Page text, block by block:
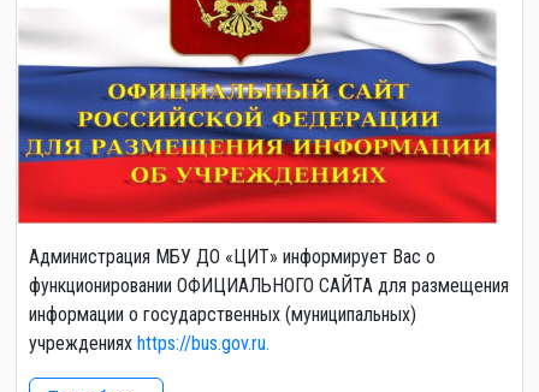
Администрация МБУ ДО «ЦИТ» информирует Вас о
функционировании ОФИЦИАЛЬНОГО САЙТА для размещения
информации о государственных (муниципальных)
учреждениях https://bus.gov.ru.